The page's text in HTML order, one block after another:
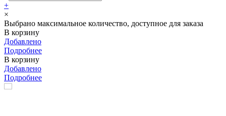
+
×
Выбрано максимальное количество, доступное для заказа
В корзину
Добавлено
Подробнее
В корзину
Добавлено
Подробнее